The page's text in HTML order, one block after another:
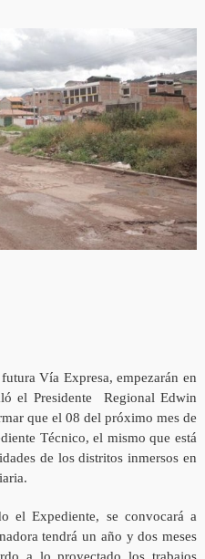
Vía Expresa, empezarán en
el Presidente Regional Edwin
que el 08 del próximo mes de
Técnico, el mismo que está
de los distritos inmersos en
el Expediente, se convocará a
tendrá un año y dos meses
a lo proyectado los trabajos